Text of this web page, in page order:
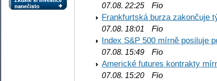
07.08. 22:25 Fio
Frankfurtská burza zakončuje
07.08. 18:01
Fio
Index S&P 500 mírně posiluje
07.08. 15:49 Fio
Americké futures kontrakty
07.08. 15:20 Fio